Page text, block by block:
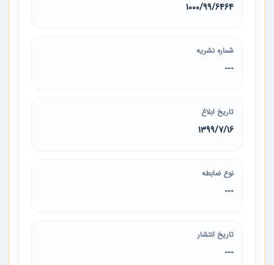
1000/99/6464
شماره نشریه
---
تاریخ ابلاغ
1399/7/16
نوع ضابطه
---
تاریخ انتشار
---